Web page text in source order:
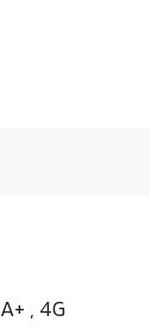
, 4G